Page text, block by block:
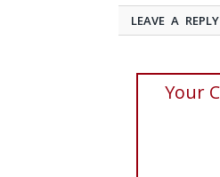
LEAVE A REPLY